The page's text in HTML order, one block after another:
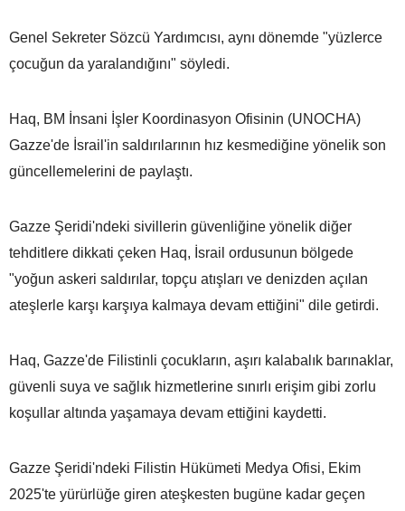
Genel Sekreter Sözcü Yardımcısı, aynı dönemde "yüzlerce
çocuğun da yaralandığını" söyledi.
Haq, BM İnsani İşler Koordinasyon Ofisinin (UNOCHA)
Gazze'de İsrail'in saldırılarının hız kesmediğine yönelik son
güncellemelerini de paylaştı.
Gazze Şeridi'ndeki sivillerin güvenliğine yönelik diğer
tehditlere dikkati çeken Haq, İsrail ordusunun bölgede
"yoğun askeri saldırılar, topçu atışları ve denizden açılan
ateşlerle karşı karşıya kalmaya devam ettiğini" dile getirdi.
Haq, Gazze'de Filistinli çocukların, aşırı kalabalık barınaklar,
güvenli suya ve sağlık hizmetlerine sınırlı erişim gibi zorlu
koşullar altında yaşamaya devam ettiğini kaydetti.
Gazze Şeridi'ndeki Filistin Hükümeti Medya Ofisi, Ekim
2025'te yürürlüğe giren ateşkesten bugüne kadar geçen